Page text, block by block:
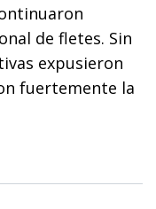
de fletes. Sin
expusieron
fuertemente la